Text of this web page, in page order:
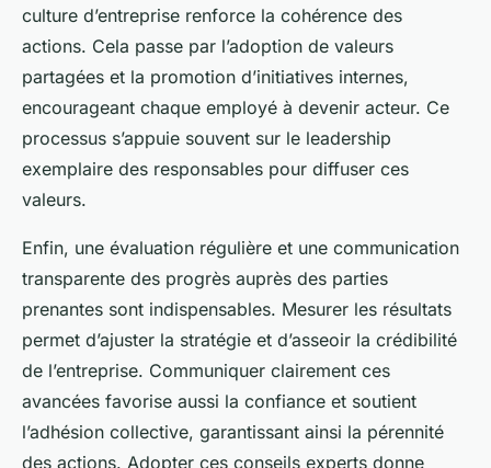
culture d’entreprise renforce la cohérence des
actions. Cela passe par l’adoption de valeurs
partagées et la promotion d’initiatives internes,
encourageant chaque employé à devenir acteur. Ce
processus s’appuie souvent sur le leadership
exemplaire des responsables pour diffuser ces
valeurs.
Enfin, une évaluation régulière et une communication
transparente des progrès auprès des parties
prenantes sont indispensables. Mesurer les résultats
permet d’ajuster la stratégie et d’asseoir la crédibilité
de l’entreprise. Communiquer clairement ces
avancées favorise aussi la confiance et soutient
l’adhésion collective, garantissant ainsi la pérennité
des actions. Adopter ces conseils experts donne